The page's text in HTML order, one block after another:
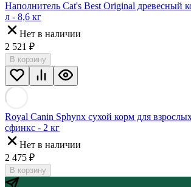
Наполнитель Cat's Best Original древесный
л - 8,6 кг
Нет в наличии
2 521 ₽
В корзину
Royal Canin Sphynx сухой корм для
сфинкс - 2 кг
Нет в наличии
2 475 ₽
В корзину